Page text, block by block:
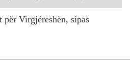
Virgjëreshën, sipas